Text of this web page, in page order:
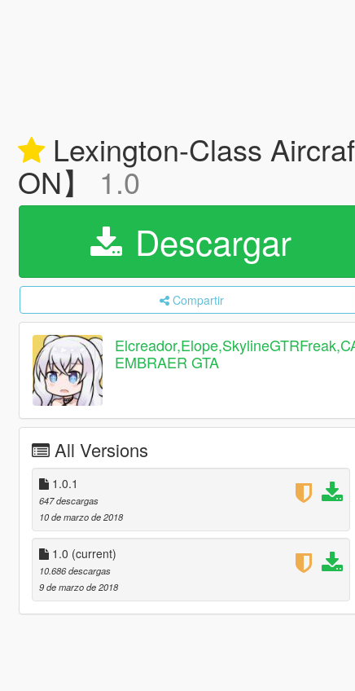
Lexington-Class
ON】 1.0
Descargar
Compartir
EMBRAER GTA
All Versions
1.0.1
647 descargas
10 de marzo de 2018
1.0 (current)
10.686 descargas
9 de marzo de 2018